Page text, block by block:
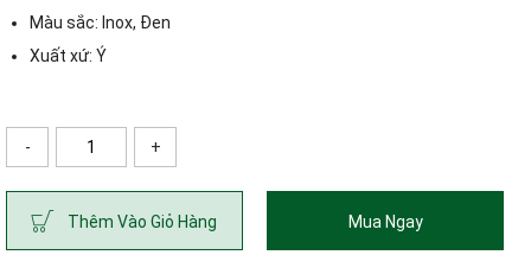
Màu sắc: Inox, Đen
Xuất xứ: Ý
- +
Thêm Vào Giỏ Hàng Mua Ngay